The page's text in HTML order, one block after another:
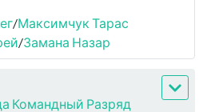
/Максимчук Тарас
/Замана Назар
Командный Разряд